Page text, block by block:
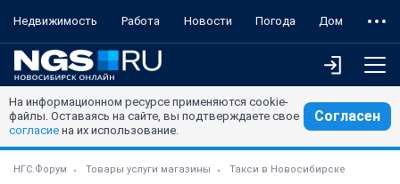
Недвижимость Работа Новости Погода Дом
На информационном ресурсе применяются cookie-
файлы. Оставаясь на сайте, вы подтверждаете свое
согласие на их использование.
Согласен
НГС.Форум Товары услуги магазины Такси в Новосибирске